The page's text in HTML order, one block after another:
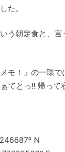
た。
う朝定食と、
モ！」の一環
てとっ!! 帰って
N